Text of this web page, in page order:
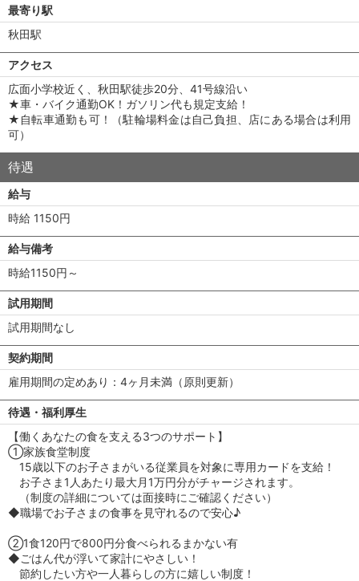
最寄り駅
秋田駅
アクセス
広面小学校近く、秋田駅徒歩20分、41号線沿い
★車・バイク通勤OK！ガソリン代も規定支給！
★自転車通勤も可！（駐輪場料金は自己負担、店にある場合は利用
可）
待遇
給与
時給 1150円
給与備考
時給1150円～
試用期間
試用期間なし
契約期間
雇用期間の定めあり：4ヶ月未満（原則更新）
待遇・福利厚生
【働くあなたの食を支える3つのサポート】
①家族食堂制度
15歳以下のお子さまがいる従業員を対象に専用カードを支給！
お子さま1人あたり最大月1万円分がチャージされます。
（制度の詳細については面接時にご確認ください）
◆職場でお子さまの食事を見守れるので安心♪
②1食120円で800円分食べられるまかない有
◆ごはん代が浮いて家計にやさしい！
節約したい方や一人暮らしの方に嬉しい制度！